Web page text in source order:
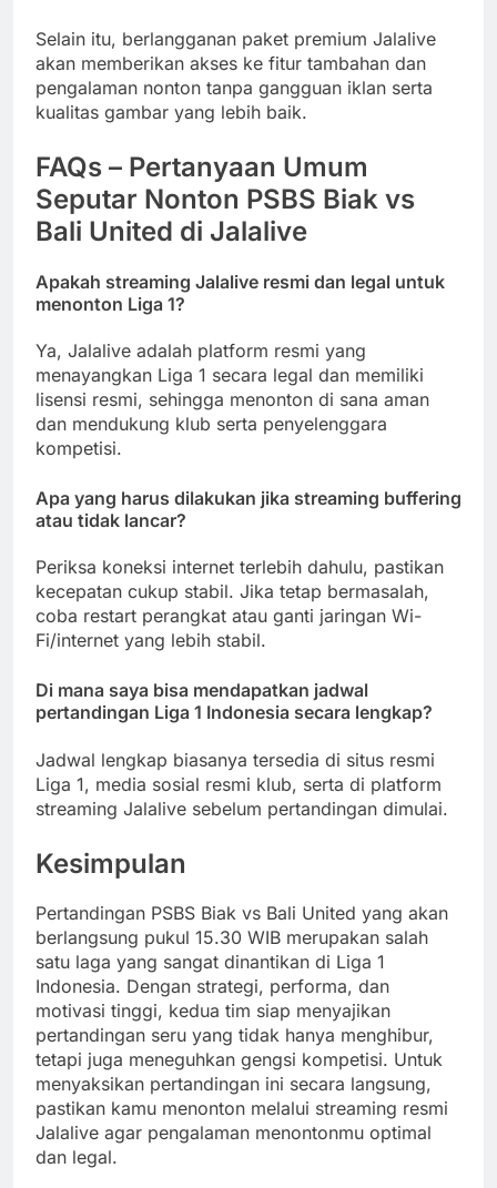
Selain itu, berlangganan paket premium Jalalive
akan memberikan akses ke fitur tambahan dan
pengalaman nonton tanpa gangguan iklan serta
kualitas gambar yang lebih baik.
FAQs – Pertanyaan Umum
Seputar Nonton PSBS Biak vs
Bali United di Jalalive
Apakah streaming Jalalive resmi dan legal untuk
menonton Liga 1?
Ya, Jalalive adalah platform resmi yang
menayangkan Liga 1 secara legal dan memiliki
lisensi resmi, sehingga menonton di sana aman
dan mendukung klub serta penyelenggara
kompetisi.
Apa yang harus dilakukan jika streaming buffering
atau tidak lancar?
Periksa koneksi internet terlebih dahulu, pastikan
kecepatan cukup stabil. Jika tetap bermasalah,
coba restart perangkat atau ganti jaringan Wi-
Fi/internet yang lebih stabil.
Di mana saya bisa mendapatkan jadwal
pertandingan Liga 1 Indonesia secara lengkap?
Jadwal lengkap biasanya tersedia di situs resmi
Liga 1, media sosial resmi klub, serta di platform
streaming Jalalive sebelum pertandingan dimulai.
Kesimpulan
Pertandingan PSBS Biak vs Bali United yang akan
berlangsung pukul 15.30 WIB merupakan salah
satu laga yang sangat dinantikan di Liga 1
Indonesia. Dengan strategi, performa, dan
motivasi tinggi, kedua tim siap menyajikan
pertandingan seru yang tidak hanya menghibur,
tetapi juga meneguhkan gengsi kompetisi. Untuk
menyaksikan pertandingan ini secara langsung,
pastikan kamu menonton melalui streaming resmi
Jalalive agar pengalaman menontonmu optimal
dan legal.